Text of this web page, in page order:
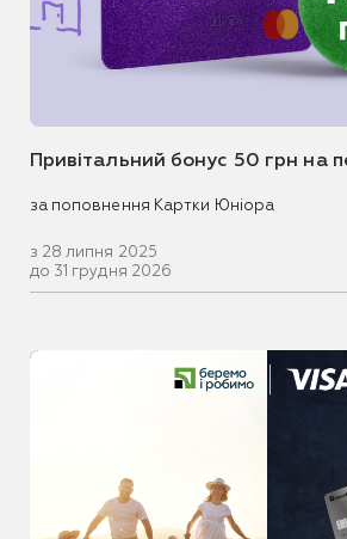
Привітальний бонус 50 грн на
за поповнення Картки Юніора
з 28 липня 2025
до 31 грудня 2026